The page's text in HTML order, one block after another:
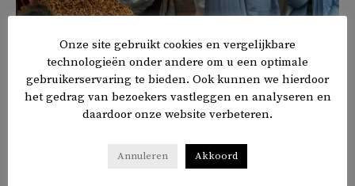
vluchtelingen het land uit
Onze site gebruikt cookies en vergelijkbare
technologieën onder andere om u een optimale
gebruikerservaring te bieden. Ook kunnen we hierdoor
het gedrag van bezoekers vastleggen en analyseren en
daardoor onze website verbeteren.
Annuleren Akkoord